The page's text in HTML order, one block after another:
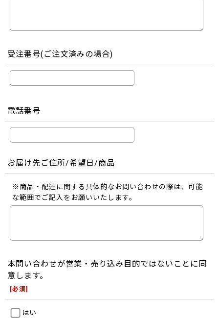
受注番号(ご注文済みの場合)
電話番号
お届け先ご住所/希望日/商品
※商品・配達に関する具体的なお問い合わせの際は、可能
な範囲でご記入をお願いいたします。
本問い合わせが営業・売り込み目的ではないことに同
意します。
[必須]
はい